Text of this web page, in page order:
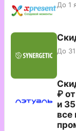
До 1
До 31
₽
и
все